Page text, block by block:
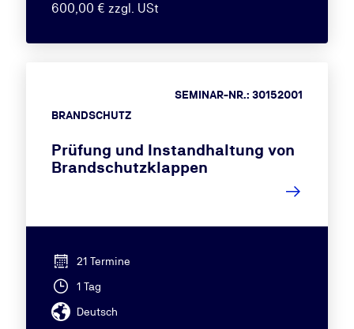
600,00 € zzgl. USt
BRANDSCHUTZ
SEMINAR-NR.: 30152001
Prüfung und Instandhaltung von
Brandschutzklappen
21 Termine
1 Tag
Deutsch